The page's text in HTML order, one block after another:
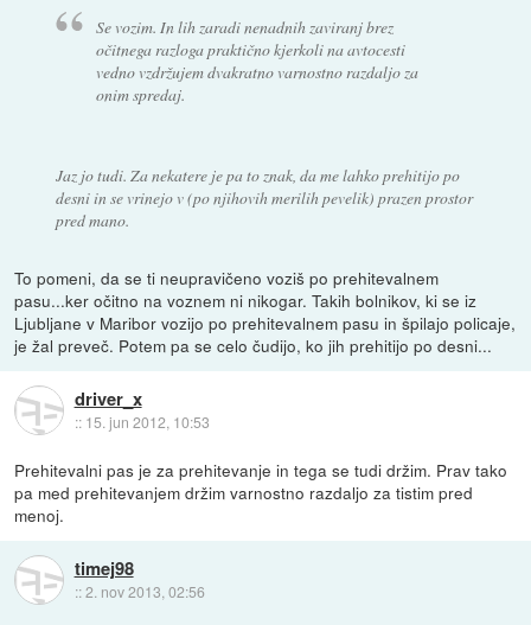
Se vozim. In lih zaradi nenadnih zaviranj brez
očitnega razloga praktično kjerkoli na avtocesti
vedno vzdržujem dvakratno varnostno razdaljo za
onim spredaj.
Jaz jo tudi. Za nekatere je pa to znak, da me lahko prehitijo po
desni in se vrinejo v (po njihovih merilih pevelik) prazen prostor
pred mano.
To pomeni, da se ti neupravičeno voziš po prehitevalnem
pasu...ker očitno na voznem ni nikogar. Takih bolnikov, ki se iz
Ljubljane v Maribor vozijo po prehitevalnem pasu in špilajo policaje,
je žal preveč. Potem pa se celo čudijo, ko jih prehitijo po desni...
driver_x
:: 15. jun 2012, 10:53
Prehitevalni pas je za prehitevanje in tega se tudi držim. Prav tako
pa med prehitevanjem držim varnostno razdaljo za tistim pred
menoj.
timej98
::2. nov 2013, 02:56